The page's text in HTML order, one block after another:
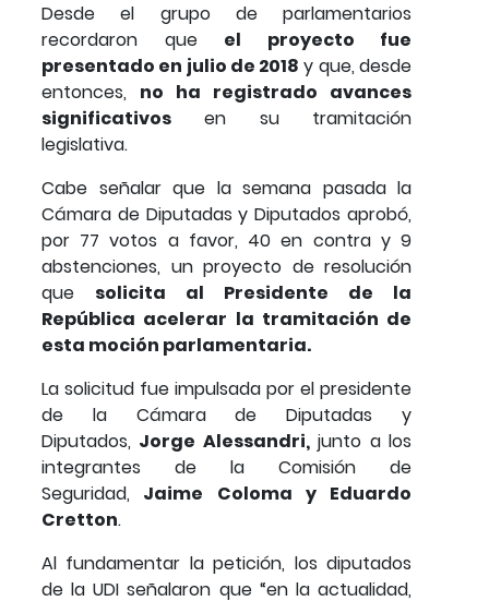
Desde el grupo de parlamentarios
recordaron que el proyecto fue
presentado en julio de 2018 y que, desde
entonces, no ha registrado avances
significativos en su tramitación
legislativa.
Cabe señalar que la semana pasada la
Cámara de Diputadas y Diputados aprobó,
por 77 votos a favor, 40 en contra y 9
abstenciones, un proyecto de resolución
que solicita al Presidente de la
República acelerar la tramitación de
esta moción parlamentaria.
La solicitud fue impulsada por el presidente
de la Cámara de Diputadas y
Diputados, Jorge Alessandri,junto a los
integrantes de la Comisión de
Seguridad, Jaime Coloma y Eduardo
Cretton.
Al fundamentar la petición, los diputados
de la UDI señalaron que “en la actualidad,